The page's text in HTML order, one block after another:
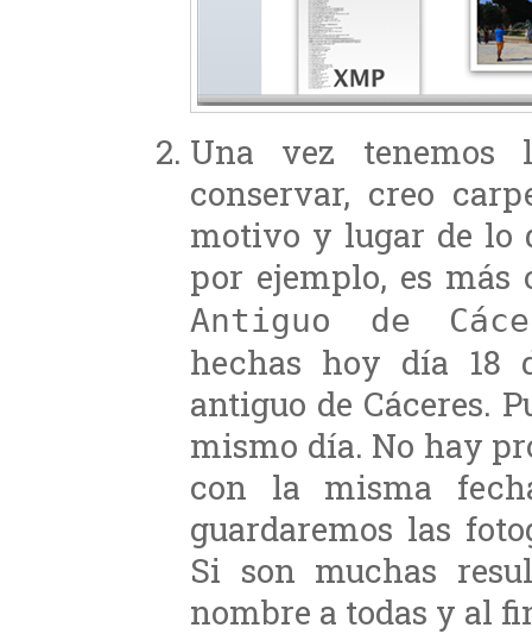
Una vez tenemos
conservar, creo
motivo y lugar de lo
por ejemplo, es más
Antiguo de
hechas hoy día 18
antiguo de Cáceres.
mismo día. No hay
con la misma
guardaremos las
Si son muchas
nombre a todas y al